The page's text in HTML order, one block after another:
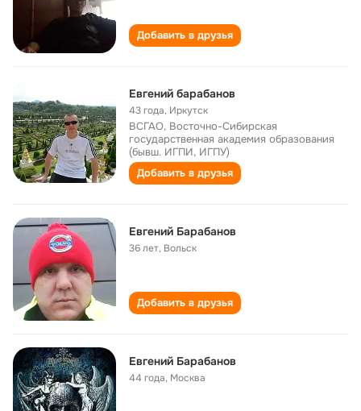
Добавить в друзья
Евгений барабанов
43 года, Иркутск
ВСГАО, Восточно-Cибирская
государственная академия образования
(бывш. ИГПИ, ИГПУ)
Добавить в друзья
Евгений Барабанов
36 лет, Вольск
Добавить в друзья
Евгений Барабанов
44 года, Москва